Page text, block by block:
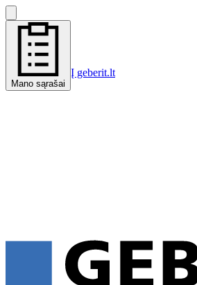
Mano sąrašai
Į geberit.lt